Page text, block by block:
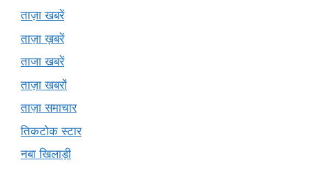
ताज़ा खबरें
ताज़ा ख़बरें
ताजा खबरें
ताज़ा खबरों
ताज़ा समाचार
तिकटोक स्टार
नबा खिलाड़ी